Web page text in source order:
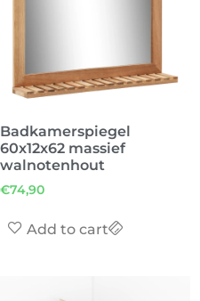
Badkamerspiegel
60x12x62 massief
walnotenhout
€74,90
Add to cart